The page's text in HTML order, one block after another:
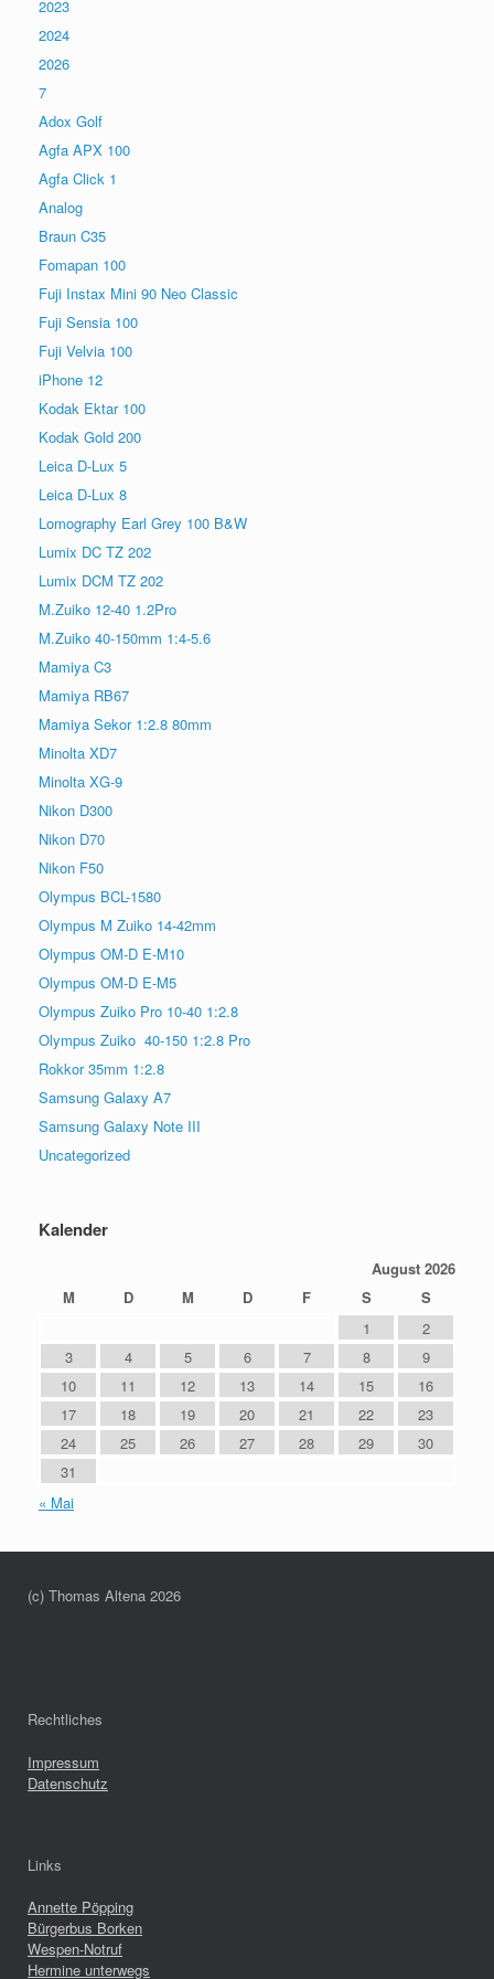
2023
2024
2026
7
Adox Golf
Agfa APX 100
Agfa Click 1
Analog
Braun C35
Fomapan 100
Fuji Instax Mini 90 Neo Classic
Fuji Sensia 100
Fuji Velvia 100
iPhone 12
Kodak Ektar 100
Kodak Gold 200
Leica D-Lux 5
Leica D-Lux 8
Lomography Earl Grey 100 B&W
Lumix DC TZ 202
Lumix DCM TZ 202
M.Zuiko 12-40 1.2Pro
M.Zuiko 40-150mm 1:4-5.6
Mamiya C3
Mamiya RB67
Mamiya Sekor 1:2.8 80mm
Minolta XD7
Minolta XG-9
Nikon D300
Nikon D70
Nikon F50
Olympus BCL-1580
Olympus M Zuiko 14-42mm
Olympus OM-D E-M10
Olympus OM-D E-M5
Olympus Zuiko Pro 10-40 1:2.8
Olympus Zuiko 40-150 1:2.8 Pro
Rokkor 35mm 1:2.8
Samsung Galaxy A7
Samsung Galaxy Note III
Uncategorized
Kalender
August 2026
M
D M D F S
S
1
2
3
4 5 6 7 8
9
10
11 12 13 14 15
16
17
18 19 20 21 22
23
24
25 26 27 28 29
30
31
« Mai
(c) Thomas Altena 2026
Rechtliches
Impressum
Datenschutz
Links
Annette Pöpping
Bürgerbus Borken
Wespen-Notruf
Hermine unterwegs